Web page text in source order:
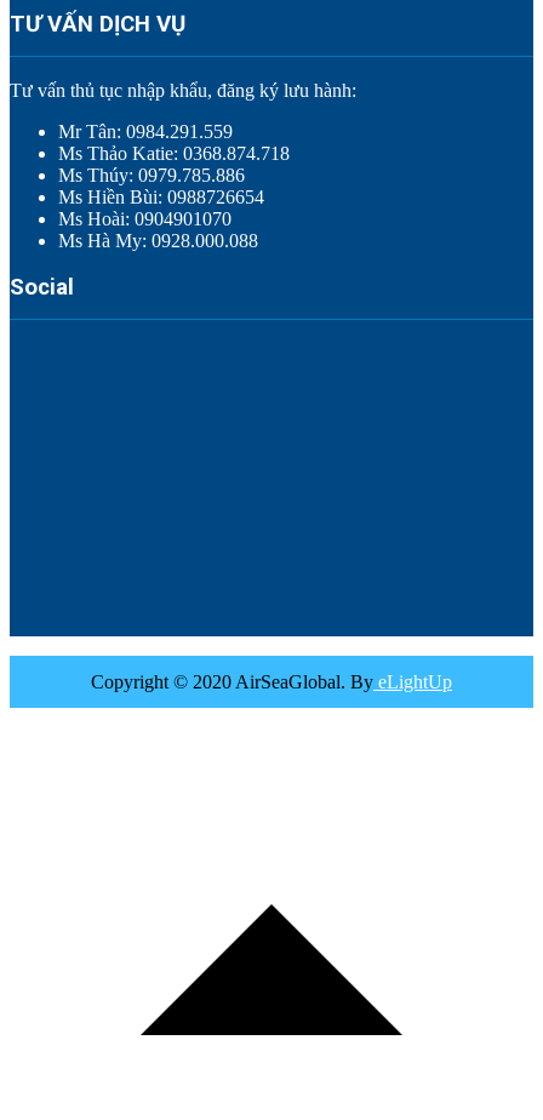
TƯ VẤN DỊCH VỤ
Tư vấn thủ tục nhập khẩu, đăng ký lưu hành:
Mr Tân: 0984.291.559
Ms Thảo Katie: 0368.874.718
Ms Thúy: 0979.785.886
Ms Hiền Bùi: 0988726654
Ms Hoài: 0904901070
Ms Hà My: 0928.000.088
Social
Copyright © 2020 AirSeaGlobal. By eLightUp